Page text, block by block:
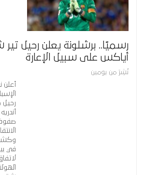
رسميًا.. برشلونة يعلن رحيل
أياكس على سبيل الإعارة
نُشِرَ من يومين
أعلن
رحيل
صفوف
وكشف
في